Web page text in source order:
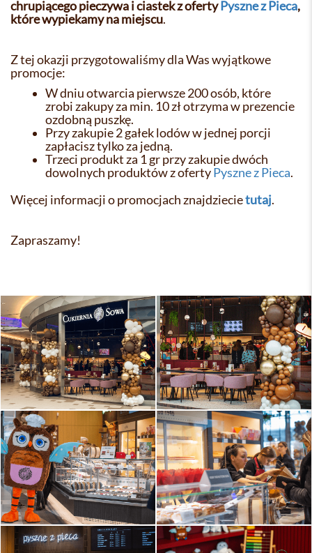
chrupiącego pieczywa i ciastek z ofertyPyszne z Pieca,
które wypiekamy na miejscu.
Z tej okazji przygotowaliśmy dla Was wyjątkowe
promocje:
W dniu otwarcia pierwsze 200 osób, które
zrobi zakupy za min. 10 zł otrzyma w prezencie
ozdobną puszkę.
Przy zakupie 2 gałek lodów w jednej porcji
zapłacisz tylko za jedną.
Trzeci produkt za 1 gr przy zakupie dwóch
dowolnych produktów z ofertyPyszne z Pieca.
Więcej informacji o promocjach znajdziecietutaj.
Zapraszamy!